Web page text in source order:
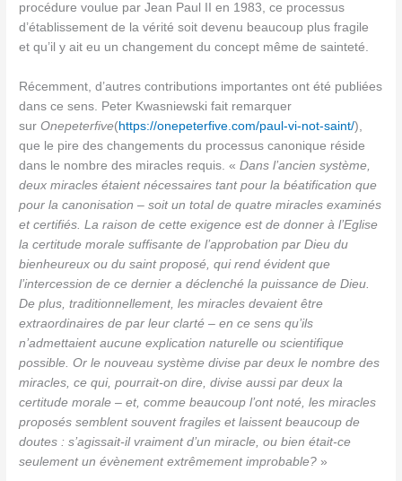
procédure voulue par Jean Paul II en 1983, ce processus
d’établissement de la vérité soit devenu beaucoup plus fragile
et qu’il y ait eu un changement du concept même de sainteté.
Récemment, d’autres contributions importantes ont été publiées
dans ce sens. Peter Kwasniewski fait remarquer
surOnepeterfive(https://onepeterfive.com/paul-vi-not-saint/),
que le pire des changements du processus canonique réside
dans le nombre des miracles requis. «Dans l’ancien système,
deux miracles étaient nécessaires tant pour la béatification que
pour la canonisation – soit un total de quatre miracles examinés
et certifiés. La raison de cette exigence est de donner à l’Eglise
la certitude morale suffisante de l’approbation par Dieu du
bienheureux ou du saint proposé, qui rend évident que
l’intercession de ce dernier a déclenché la puissance de Dieu.
De plus, traditionnellement, les miracles devaient être
extraordinaires de par leur clarté – en ce sens qu’ils
n’admettaient aucune explication naturelle ou scientifique
possible. Or le nouveau système divise par deux le nombre des
miracles, ce qui, pourrait-on dire, divise aussi par deux la
certitude morale – et, comme beaucoup l’ont noté, les miracles
proposés semblent souvent fragiles et laissent beaucoup de
doutes : s’agissait-il vraiment d’un miracle, ou bien était-ce
seulement un évènement extrêmement improbable? »